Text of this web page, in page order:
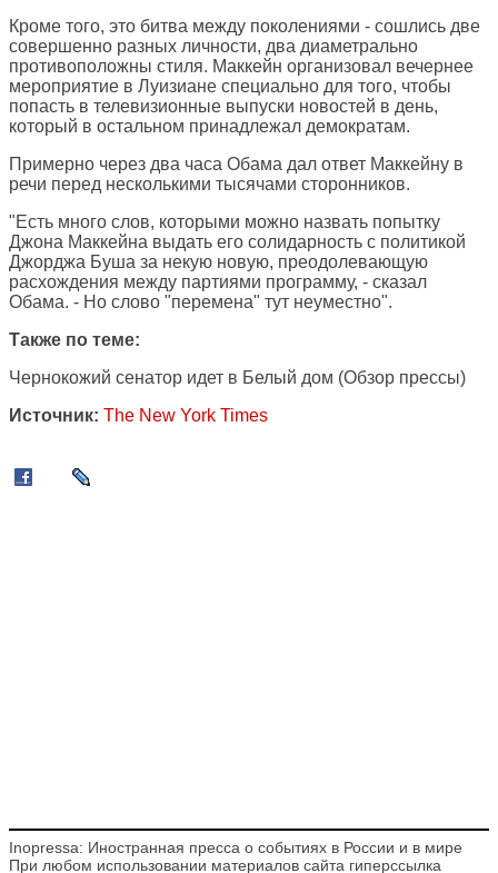
Кроме того, это битва между поколениями - сошлись две
совершенно разных личности, два диаметрально
противоположны стиля. Маккейн организовал вечернее
мероприятие в Луизиане специально для того, чтобы
попасть в телевизионные выпуски новостей в день,
который в остальном принадлежал демократам.
Примерно через два часа Обама дал ответ Маккейну в
речи перед несколькими тысячами сторонников.
"Есть много слов, которыми можно назвать попытку
Джона Маккейна выдать его солидарность с политикой
Джорджа Буша за некую новую, преодолевающую
расхождения между партиями программу, - сказал
Обама. - Но слово "перемена" тут неуместно".
Также по теме:
Чернокожий сенатор идет в Белый дом (Обзор прессы)
Источник: The New York Times
Inopressa: Иностранная пресса о событиях в России и в мире
При любом использовании материалов сайта гиперссылка